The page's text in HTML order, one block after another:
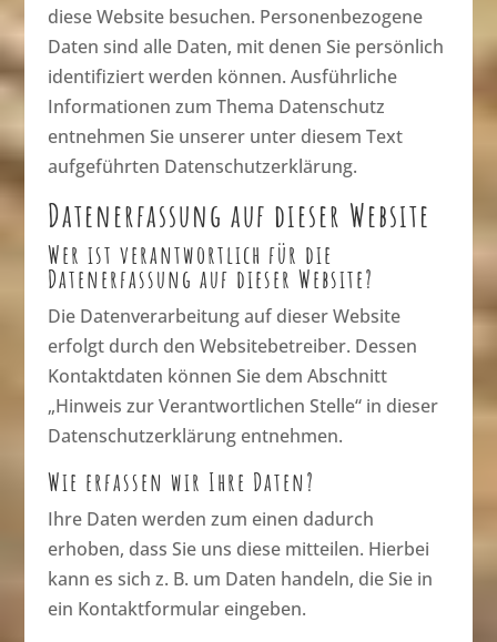
diese Website besuchen. Personenbezogene
Daten sind alle Daten, mit denen Sie persönlich
identifiziert werden können. Ausführliche
Informationen zum Thema Datenschutz
entnehmen Sie unserer unter diesem Text
aufgeführten Datenschutzerklärung.
Datenerfassung auf dieser Website
Wer ist verantwortlich für die
Datenerfassung auf dieser Website?
Die Datenverarbeitung auf dieser Website
erfolgt durch den Websitebetreiber. Dessen
Kontaktdaten können Sie dem Abschnitt
„Hinweis zur Verantwortlichen Stelle“ in dieser
Datenschutzerklärung entnehmen.
Wie erfassen wir Ihre Daten?
Ihre Daten werden zum einen dadurch
erhoben, dass Sie uns diese mitteilen. Hierbei
kann es sich z. B. um Daten handeln, die Sie in
ein Kontaktformular eingeben.